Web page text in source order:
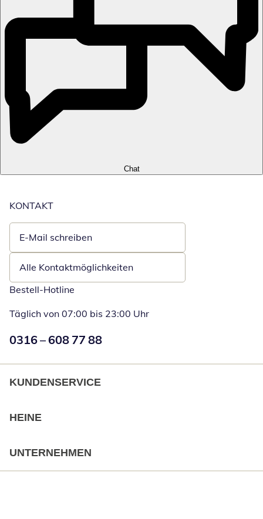
Chat
KONTAKT
E-Mail schreiben
Öffnet E-Mail-Client
Alle Kontaktmöglichkeiten
Bestell-Hotline
Täglich von 07:00 bis 23:00 Uhr
Numéro de téléphone:
0316 – 608 77 88
KUNDENSERVICE
HEINE
UNTERNEHMEN